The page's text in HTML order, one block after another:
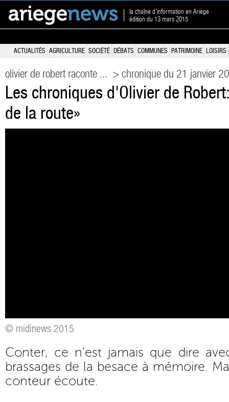
la chaîne d'information en Ariège
édition du 13 mars 2015
ACTUALITÉS AGRICULTURE SOCIÉTÉ DÉBATS COMMUNES PATRIMOINE LOISIRS
olivier de robert raconte ... > chronique du 21 janvier
Les chroniques d'Olivier de
de la route»
© midinews 2015
Conter, ce n'est jamais que dire
brassages de la besace à mémoire.
conteur écoute.